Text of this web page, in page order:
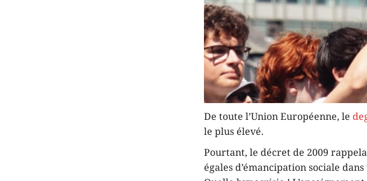
De toute l’Union Européenne, le
le plus élevé.
Pourtant, le décret de 2009
égales d’émancipation sociale